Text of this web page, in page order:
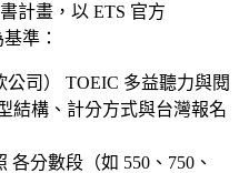
計畫，以 ETS 官方
準：
司）
TOEIC 多益聽力與閱
結構、計分方式與台灣報名
各分數段（如 550、750、